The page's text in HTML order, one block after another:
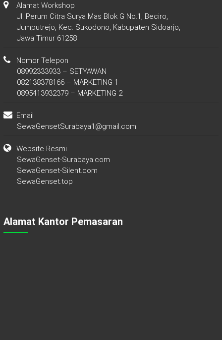
Alamat Workshop
Jl. Perum Citra Surya Mas Blok G No.1, Beciro,
Jumputrejo, Kec. Sukodono, Kabupaten Sidoarjo,
Jawa Timur 61258
Nomor Telepon
08992333933 – SETYAWAN
082138378166 – MARKETING 1
0895413932379 – MARKETING 2
Email
SewaGensetSurabaya1@gmail.com
Website Resmi
SewaGenset-Surabaya.com
SewaGenset-Silent.com
SewaGenset.top
Alamat Kantor Pemasaran